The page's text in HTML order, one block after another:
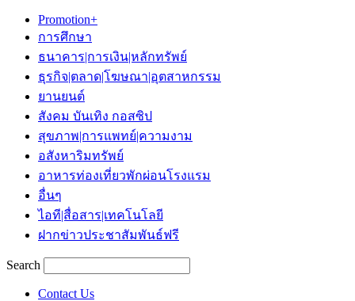
Promotion+
การศึกษา
ธนาคาร|การเงิน|หลักทรัพย์
ธุรกิจ|ตลาด|โฆษณา|อุตสาหกรรม
ยานยนต์
สังคม บันเทิง กอสซิป
สุขภาพ|การแพทย์|ความงาม
อสังหาริมทรัพย์
อาหารท่องเที่ยวพักผ่อนโรงแรม
อื่นๆ
ไอที|สื่อสาร|เทคโนโลยี
ฝากข่าวประชาสัมพันธ์ฟรี
Search
Contact Us